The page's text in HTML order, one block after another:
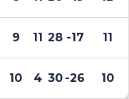
9 11 28 -17 11
10 4 30 -26 10